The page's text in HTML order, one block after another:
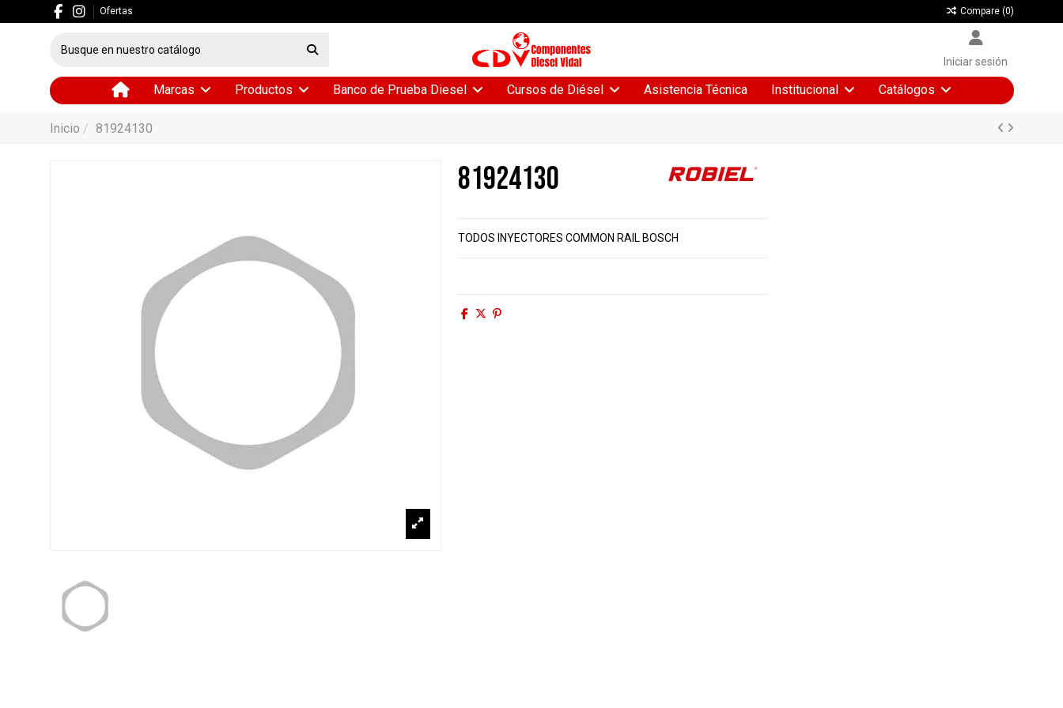
Ofertas Compare (0)
Iniciar sesión
Marcas Productos Banco de Prueba Diesel Cursos de Diésel Asistencia Técnica Institucional Catálogos
Inicio 81924130
81924130
TODOS INYECTORES COMMON RAIL BOSCH